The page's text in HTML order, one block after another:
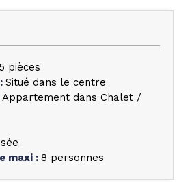
5 pièces
: Situé dans le centre
Appartement dans Chalet /
maxi : 8 personnes